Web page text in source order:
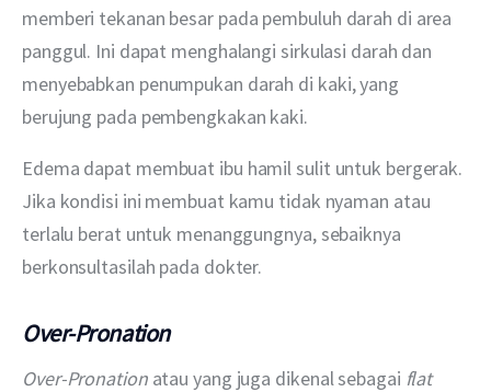
memberi tekanan besar pada pembuluh darah di area
panggul. Ini dapat menghalangi sirkulasi darah dan
menyebabkan penumpukan darah di kaki, yang
berujung pada pembengkakan kaki.
Edema dapat membuat ibu hamil sulit untuk bergerak.
Jika kondisi ini membuat kamu tidak nyaman atau
terlalu berat untuk menanggungnya, sebaiknya
berkonsultasilah pada dokter.
Over-Pronation
Over-Pronation atau yang juga dikenal sebagai flat